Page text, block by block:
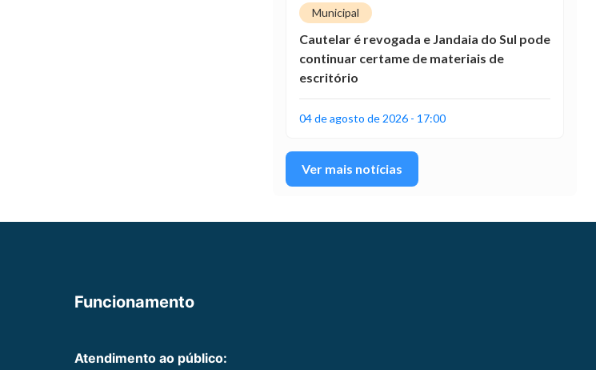
Municipal
Cautelar é revogada e Jandaia do Sul pode
continuar certame de materiais de
escritório
04 de agosto de 2026 - 17:00
Ver mais notícias
Funcionamento
Atendimento ao público: